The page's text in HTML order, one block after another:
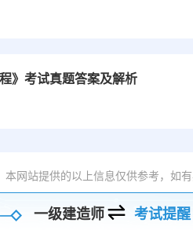
》考试真题答案及解析
网站提供的以上信息仅供参考，如
一级建造师 考试提醒